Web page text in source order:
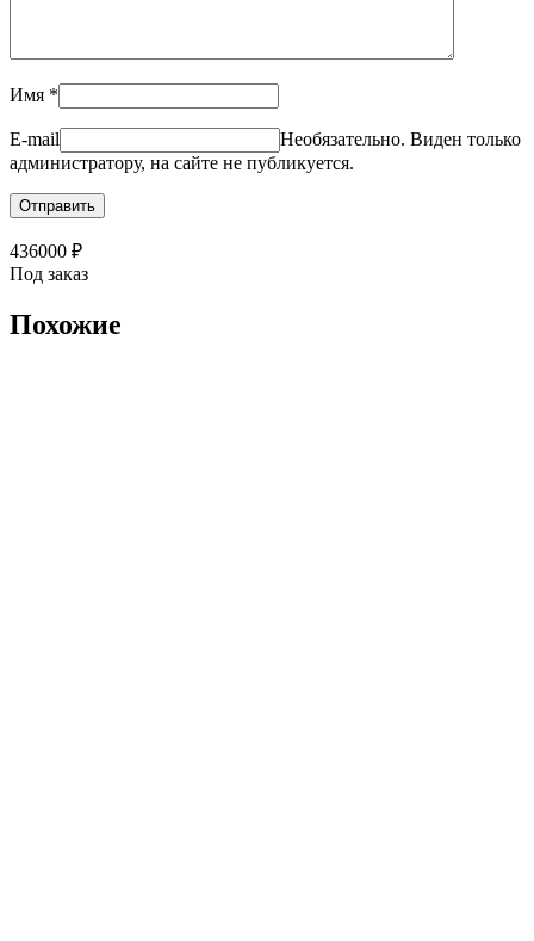
Имя *
E-mail
Необязательно. Виден только
администратору, на сайте не публикуется.
436000 ₽
Под заказ
Похожие